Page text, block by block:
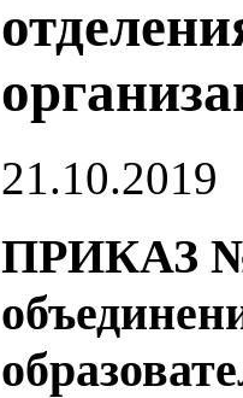
21.10.2019
ПРИКАЗ №